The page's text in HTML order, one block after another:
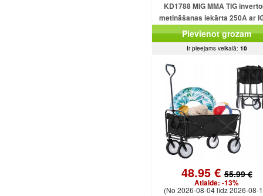
KD1788 MIG MMA TIG
metināšanas iekārta 250A ar
plūsmu bez gāzes
Pievienot grozam
Ir pieejams veikalā: 10
48.95 €55.99 €
Atlaide: -13%
(No 2026-08-04 līdz 2026-08-